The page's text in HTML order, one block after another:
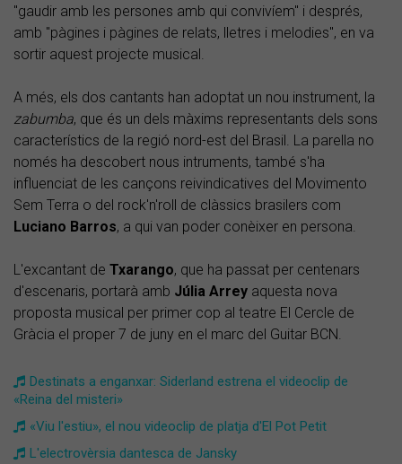
"gaudir amb les persones amb qui convivíem" i després,
amb "pàgines i pàgines de relats, lletres i melodies", en va
sortir aquest projecte musical.
A més, els dos cantants han adoptat un nou instrument, la
zabumba, que és un dels màxims representants dels sons
característics de la regió nord-est del Brasil. La parella no
només ha descobert nous intruments, també s'ha
influenciat de les cançons reivindicatives del Movimento
Sem Terra o del rock'n'roll de clàssics brasilers com
Luciano Barros, a qui van poder conèixer en persona.
L'excantant de Txarango, que ha passat per centenars
d'escenaris, portarà amb Júlia Arrey aquesta nova
proposta musical per primer cop al teatre El Cercle de
Gràcia el proper 7 de juny en el marc del Guitar BCN.
Destinats a enganxar: Siderland estrena el videoclip de
«Reina del misteri»
«Viu l'estiu», el nou videoclip de platja d'El Pot Petit
L'electrovèrsia dantesca de Jansky